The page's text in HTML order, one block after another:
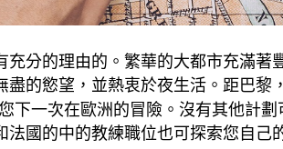
分的理由的。繁華的大都市充滿
的慾望，並熱衷於夜生活。距巴
下一次在歐洲的冒險。沒有其他計
國的中的教練職位也可探索您自己